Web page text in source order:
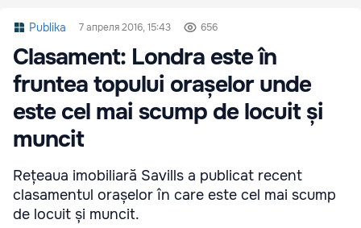
Publika 7 апреля 2016, 15:43 656
Clasament: Londra este în
fruntea topului orașelor unde
este cel mai scump de locuit și
muncit
Rețeaua imobiliară Savills a publicat recent
clasamentul orașelor în care este cel mai scump
de locuit și muncit.